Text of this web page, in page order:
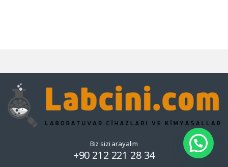
Biz sizi arayalım
+90 212 221 28 34